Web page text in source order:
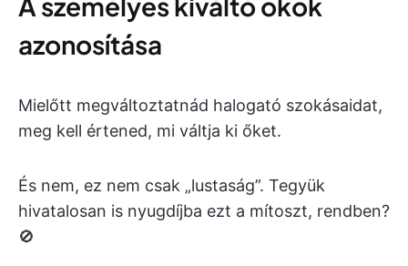
azonosítása
Mielőtt megváltoztatnád halogató szokásaidat,
meg kell értened, mi váltja ki őket.
És nem, ez nem csak „lustaság”. Tegyük
hivatalosan is nyugdíjba ezt a mítoszt, rendben?
🚫